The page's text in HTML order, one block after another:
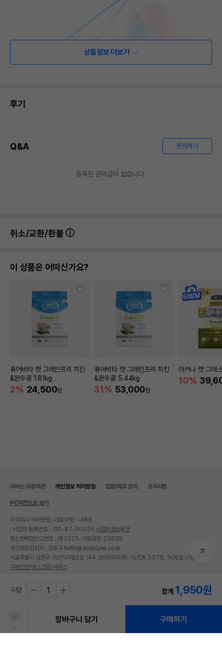
상품정보 더보기
후기
Q&A 문의하기
등록된 문의글이 없습니다.
취소/교환/환불
이 상품은 어떠신가요?
퓨어비타 캣 그레인프리 치킨
&완두콩 1.81kg
2% 24,500원
퓨어비타 캣 그레인프리 치킨
&완두콩 5.44kg
31% 53,000원
아카나 캣 그래
10%
수량 합계 1,950원
장바구니 담기 구매하기
서비스 이용약관 개인정보 처리방침 입점/제휴 문의 공지사항
PC버전으로 보기
주식회사 어바웃펫
대표자명 : 나옥귀
사업자 등록번호 : 120-87-90035 사업자정보확인
통신판매업신고번호 : 제 2025-서울금천-2382호
개인정보관리자 : 김원규 hello@aboutpet.co.kr
서울특별시 금천구 가산디지털2로 144, 현대테라타워 가산DK 507호, 508호 (가산동)
구매안전(에스크로)서비스